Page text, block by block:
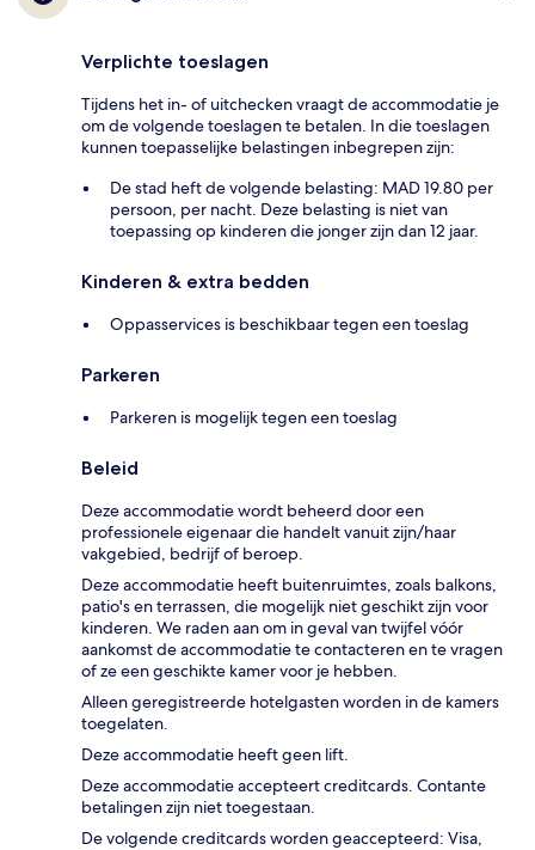
Verplichte toeslagen
Tijdens het in- of uitchecken vraagt de accommodatie je
om de volgende toeslagen te betalen. In die toeslagen
kunnen toepasselijke belastingen inbegrepen zijn:
De stad heft de volgende belasting: MAD 19.80 per
persoon, per nacht. Deze belasting is niet van
toepassing op kinderen die jonger zijn dan 12 jaar.
Kinderen & extra bedden
Oppasservices is beschikbaar tegen een toeslag
Parkeren
Parkeren is mogelijk tegen een toeslag
Beleid
Deze accommodatie wordt beheerd door een
professionele eigenaar die handelt vanuit zijn/haar
vakgebied, bedrijf of beroep.
Deze accommodatie heeft buitenruimtes, zoals balkons,
patio's en terrassen, die mogelijk niet geschikt zijn voor
kinderen. We raden aan om in geval van twijfel vóór
aankomst de accommodatie te contacteren en te vragen
of ze een geschikte kamer voor je hebben.
Alleen geregistreerde hotelgasten worden in de kamers
toegelaten.
Deze accommodatie heeft geen lift.
Deze accommodatie accepteert creditcards. Contante
betalingen zijn niet toegestaan.
De volgende creditcards worden geaccepteerd: Visa,